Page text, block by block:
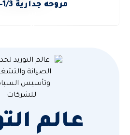
مروحه جدارية DFE16-1/3
عالم